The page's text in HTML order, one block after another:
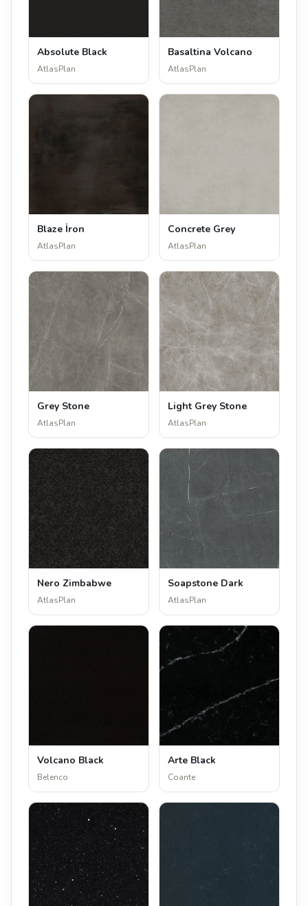
Absolute Black
AtlasPlan
Basaltina Volcano
AtlasPlan
Blaze İron
AtlasPlan
Concrete Grey
AtlasPlan
Grey Stone
AtlasPlan
Light Grey Stone
AtlasPlan
Nero Zimbabwe
AtlasPlan
Soapstone Dark
AtlasPlan
Volcano Black
Belenco
Arte Black
Coante